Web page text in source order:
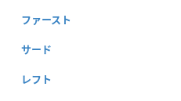
ファースト
サード
レフト